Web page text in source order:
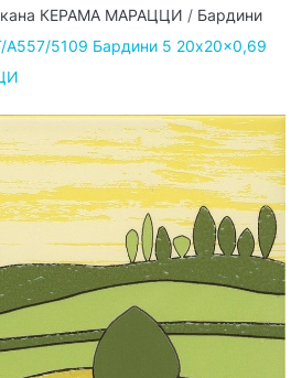
КЕРАМА МАРАЦЦИ / Бардини
A557/5109 Бардини 5 20x20x0,69